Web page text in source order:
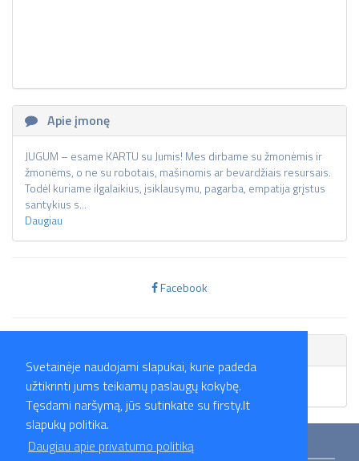
Svetainėje naudojami slapukai, kurie padeda
užtikrinti jums teikiamų paslaugų kokybę.
Tęsdami naršymą, jūs sutinkate su firsty.lt
slapukų politika.
Daugiau apie privatumo politiką
Apie įmonę
JUGUM – esame KARTU su Jumis! Mes dirbame su žmonėmis ir
žmonėms, o ne su robotais, mašinomis ar bevardžiais resursais.
Todėl kuriame ilgalaikius, įsiklausymu, pagarba, empatija grįstus
santykius s...
Daugiau
Facebook
Skelbimų nėra.
Mokymai Straipsniai Darbo skelbimai